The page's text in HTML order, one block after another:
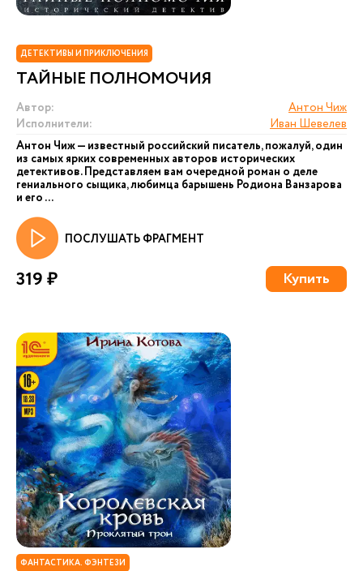
ДЕТЕКТИВЫ И ПРИКЛЮЧЕНИЯ
ТАЙНЫЕ ПОЛНОМОЧИЯ
Автор:
Антон Чиж
Исполнители:
Иван Шевелев
Антон Чиж — известный российский писатель, пожалуй, один
из самых ярких современных авторов исторических
детективов. Представляем вам очередной роман о деле
гениального сыщика, любимца барышень Родиона Ванзарова
и его ...
ПОСЛУШАТЬ ФРАГМЕНТ
319 ₽ Купить
ФАНТАСТИКА. ФЭНТЕЗИ